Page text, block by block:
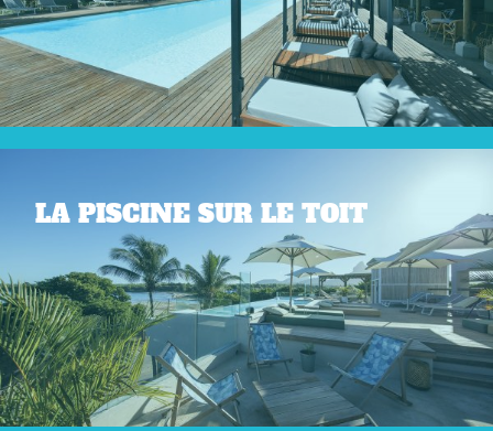
LA PISCINE SUR LE TOIT